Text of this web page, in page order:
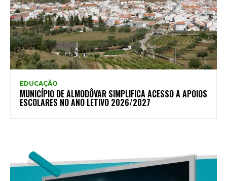
EDUCAÇÃO
MUNICÍPIO DE ALMODÔVAR SIMPLIFICA ACESSO A APOIOS
ESCOLARES NO ANO LETIVO 2026/2027